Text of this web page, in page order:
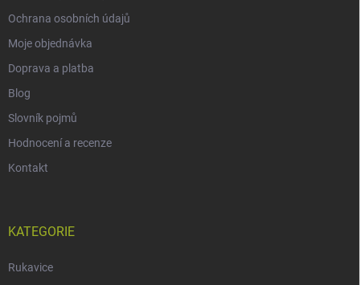
Ochrana osobních údajů
Moje objednávka
Doprava a platba
Blog
Slovník pojmů
Hodnocení a recenze
Kontakt
KATEGORIE
Rukavice